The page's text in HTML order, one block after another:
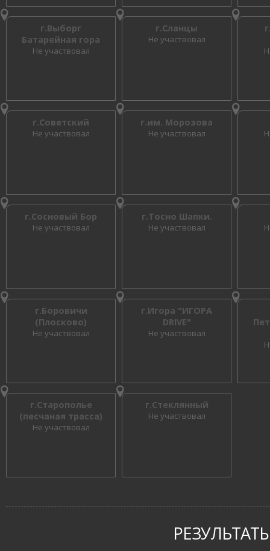
г.Выборг
Батарейная гора
Не участвовал
г.Сланцы
Не участвовал
г.Советский
Не участвовал
г.им. Морозова
Не участвовал
г.Сосновый Бор
Не участвовал
г.Тосно Шапки.
Не участвовал
г.Боровичи
(Плосково)
Не участвовал
г.Игора "ИГОРА
DRIVE"
Не участвовал
г.Старополье
(песчаная трасса)
Не участвовал
г.Стеклянный
Не участвовал